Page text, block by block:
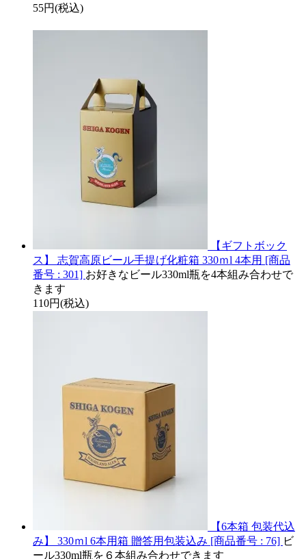
55円(税込)
【ギフトボック
ス】 志賀高原ビール手提げ化粧箱 330ｍl 4本用 [商品
番号 : 301] お好きなビール330ml瓶を4本組み合わせで
きます
110円(税込)
【6本箱 包装代込
み】 330ｍl 6本用箱 贈答用包装込み [商品番号 : 76] ビ
ール330ml瓶を６本組み合わせできます